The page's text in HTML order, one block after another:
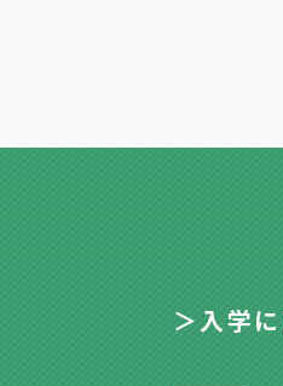
＞入学